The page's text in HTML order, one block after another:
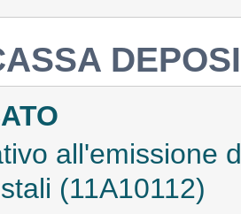
all'emissione
(11A10112)